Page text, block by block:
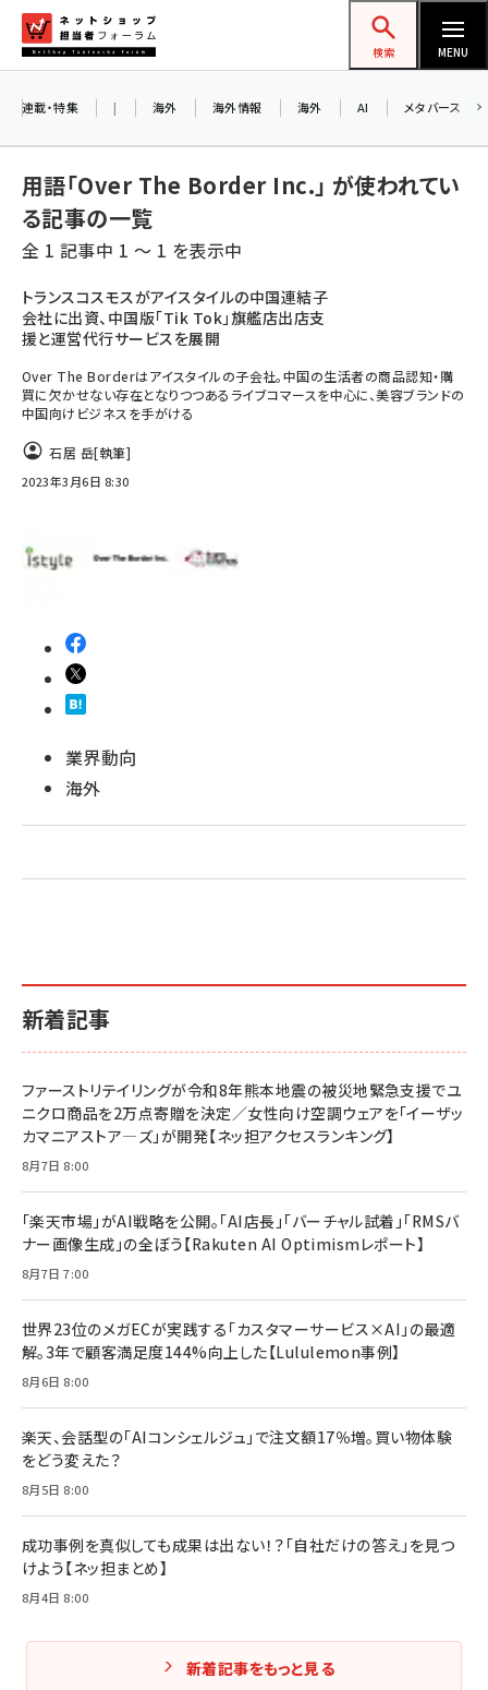
ン
ネットショップ担当者フォーラム
検索 MENU
amazon (2258)
yahoo (1907)
楽天 (1874)
ecbeing (1211)
アスクル (1122)
base (1083)
ビィ・フォアード (777)
連載・特集 | 海外 海外情報 海外 AI メタバース
用語「Over The Border Inc.」 が使われてい
る記事の一覧
全 1 記事中 1 ～ 1 を表示中
トランスコスモスがアイスタイルの中国連結子
会社に出資、中国版「Tik Tok」旗艦店出店支
援と運営代行サービスを展開
Over The Borderはアイスタイルの子会社。中国の生活者の商品認知・購
買に欠かせない存在となりつつあるライブコマースを中心に、美容ブランドの
中国向けビジネスを手がける
石居 岳[執筆]
2023年3月6日 8:30
業界動向
海外
新着記事
ファーストリテイリングが令和8年熊本地震の被災地緊急支援でユ
ニクロ商品を2万点寄贈を決定／女性向け空調ウェアを「イーザッ
カマニアストア―ズ」が開発【ネッ担アクセスランキング】
8月7日 8:00
「楽天市場」がAI戦略を公開。「AI店長」「バーチャル試着」「RMSバ
ナー画像生成」の全ぼう【Rakuten AI Optimismレポート】
8月7日 7:00
世界23位のメガECが実践する「カスタマーサービス×AI」の最適
解。3年で顧客満足度144%向上した【Lululemon事例】
8月6日 8:00
楽天、会話型の「AIコンシェルジュ」で注文額17％増。買い物体験
をどう変えた？
8月5日 8:00
成功事例を真似しても成果は出ない！？「自社だけの答え」を見つ
けよう【ネッ担まとめ】
8月4日 8:00
新着記事をもっと見る